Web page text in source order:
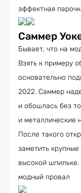
эффектная
Саммер
Бывает, что на
Взять к примеру
основательно
2022. Саммер
и обошлась без
и металлические
После такого
заметить
высокой
модный провал